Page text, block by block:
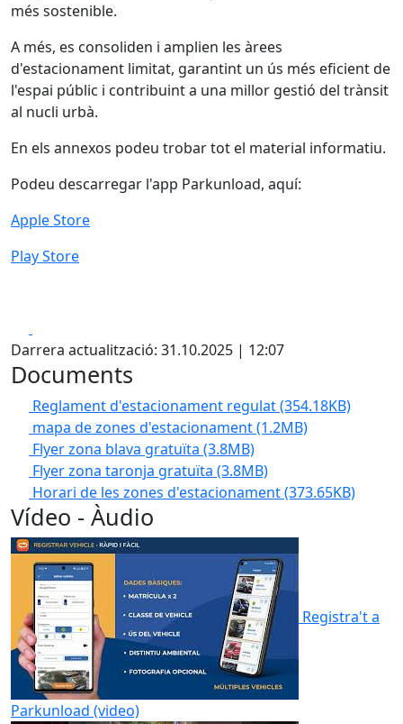
més sostenible.
A més, es consoliden i amplien les àrees
d'estacionament limitat, garantint un ús més eficient de
l'espai públic i contribuint a una millor gestió del trànsit
al nucli urbà.
En els annexos podeu trobar tot el material informatiu.
Podeu descarregar l'app Parkunload, aquí:
Apple Store
Play Store
Darrera actualització: 31.10.2025 | 12:07
Documents
Reglament d'estacionament regulat(354.18KB)
mapa de zones d'estacionament(1.2MB)
Flyer zona blava gratuïta (3.8MB)
Flyer zona taronja gratuïta (3.8MB)
Horari de les zones d'estacionament(373.65KB)
Vídeo - Àudio
Registra't a
Parkunload (video)